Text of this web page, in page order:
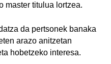
master titulua lortzea.
da pertsonek banaka
arazo anitzetan
hobetzeko interesa.